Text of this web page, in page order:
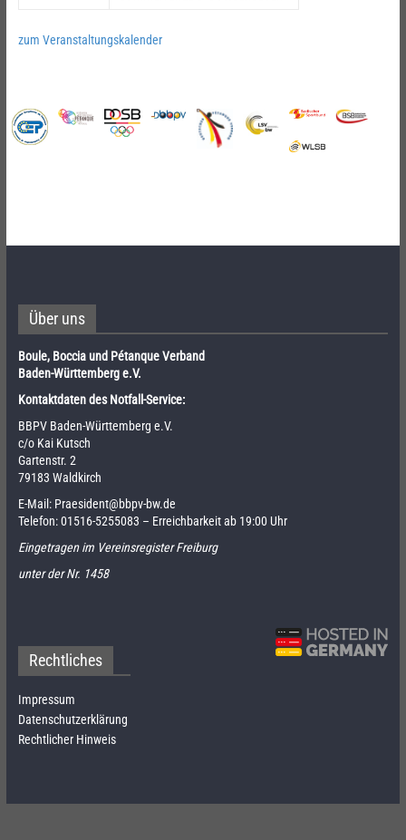
zum Veranstaltungskalender
Über uns
Boule, Boccia und Pétanque Verband
Baden-Württemberg e.V.
Kontaktdaten des Notfall-Service:
BBPV Baden-Württemberg e.V.
c/o Kai Kutsch
Gartenstr. 2
79183 Waldkirch
E-Mail: Praesident@bbpv-bw.de
Telefon:01516-5255083 – Erreichbarkeit ab 19:00 Uhr
Eingetragen im Vereinsregister Freiburg
unter der Nr. 1458
Rechtliches
Impressum
Datenschutzerklärung
Rechtlicher Hinweis